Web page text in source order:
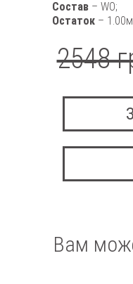
Состав – WO;
Остаток – 1.00м
2548
Вам